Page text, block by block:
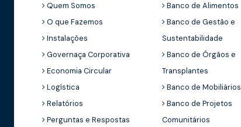
Quem Somos
O que Fazemos
Instalações
Governaça Corporativa
Economia Circular
Logística
Relatórios
Perguntas e Respostas
Banco de Alimentos
Banco de Gestão e
Sustentabilidade
Banco de Órgãos e
Transplantes
Banco de Mobiliários
Banco de Projetos
Comunitários